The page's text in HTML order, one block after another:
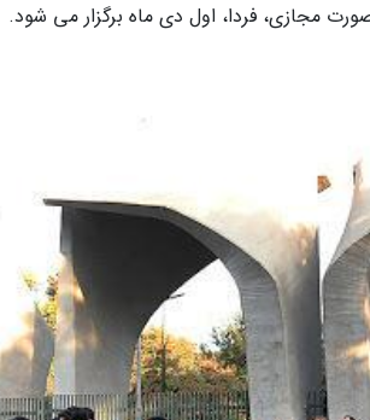
مجازی، فردا، اول دی ماه برگزار می شود.